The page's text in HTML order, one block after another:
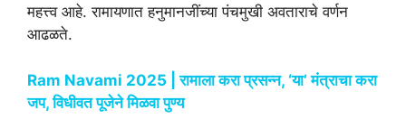
महत्त्व आहे. रामायणात हनुमानजींच्या पंचमुखी अवताराचे वर्णन
आढळते.
Ram Navami 2025 | रामाला करा प्रसन्न, ‘या’ मंत्राचा करा
जप, विधीवत पूजेने मिळवा पुण्य